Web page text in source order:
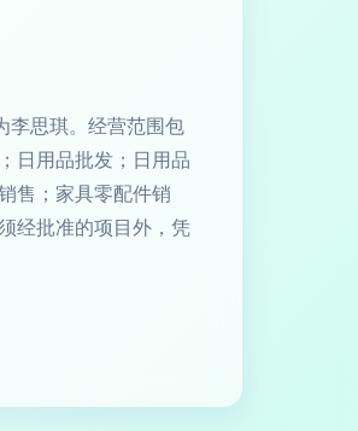
李思琪。经营范围包
日用品批发；日用品
售；家具零配件销
经批准的项目外，凭